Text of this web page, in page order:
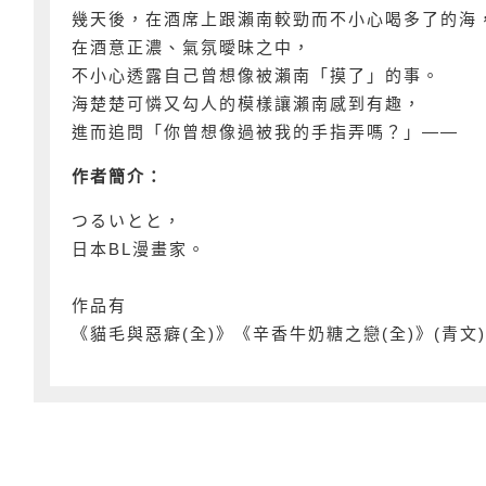
幾天後，在酒席上跟瀨南較勁而不小心喝多了的海
在酒意正濃、氣氛曖昧之中，
不小心透露自己曾想像被瀨南「摸了」的事。
海楚楚可憐又勾人的模樣讓瀨南感到有趣，
進而追問「你曾想像過被我的手指弄嗎？」——
作者簡介：
つるいとと，
日本BL漫畫家。
作品有
《貓毛與惡癖(全)》《辛香牛奶糖之戀(全)》(青文)